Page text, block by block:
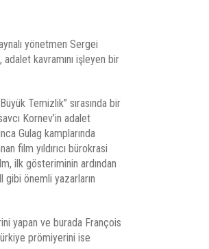
yönetmen Sergei
kavramını işleyen bir
Temizlik” sırasında bir
Kornev’in adalet
Gulag kamplarında
film yıldırıcı bürokrasi
ilk gösteriminin ardından
gibi önemli yazarların
yapan ve burada François
prömiyerini ise